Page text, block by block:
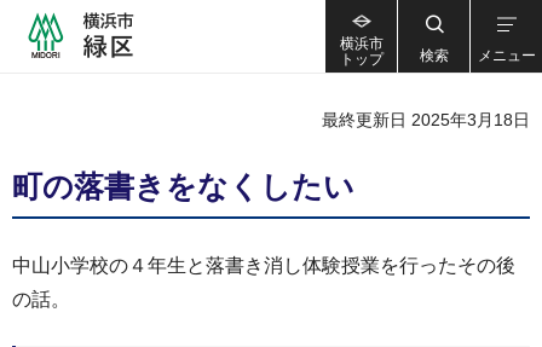
横浜市
トップ
検索 メニュー
最終更新日 2025年3月18日
町の落書きをなくしたい
中山小学校の４年生と落書き消し体験授業を行ったその後
の話。